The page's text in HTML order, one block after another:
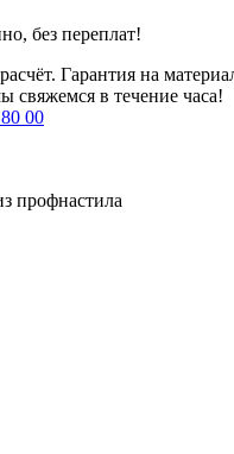
без переплат!
Гарантия на
свяжемся в течение часа!
00
профнастила